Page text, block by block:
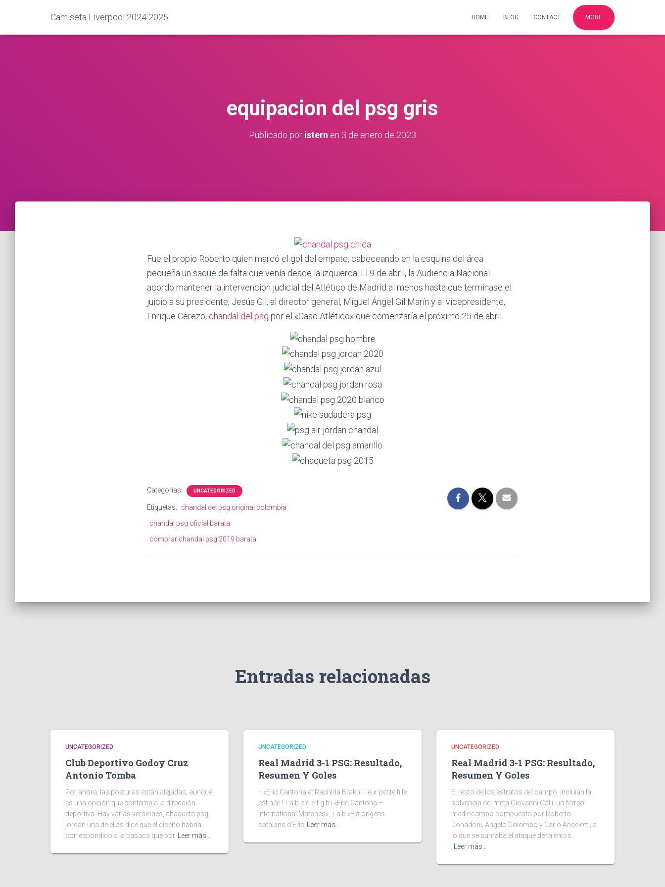
Camiseta Liverpool 2024 2025 HOME BLOG CONTACT MORE
equipacion del psg gris
Publicado por istern en 3 de enero de 2023
Fue el propio Roberto quien marcó el gol del empate, cabeceando en la esquina del área
pequeña un saque de falta que venía desde la izquierda. El 9 de abril, la Audiencia Nacional
acordó mantener la intervención judicial del Atlético de Madrid al menos hasta que terminase el
juicio a su presidente, Jesús Gil, al director general, Miguel Ángel Gil Marín y al vicepresidente,
Enrique Cerezo, chandal del psg por el «Caso Atlético» que comenzaría el próximo 25 de abril.
Categorías: UNCATEGORIZED
Etiquetas:
chandal del psg original colombia
chandal psg oficial barata
comprar chandal psg 2019 barata
Entradas relacionadas
UNCATEGORIZED
Club Deportivo Godoy Cruz
Antonio Tomba
Por ahora, las posturas están alejadas, aunque
es una opción que contempla la dirección
deportiva. Hay varias versiones, chaqueta psg
jordan una de ellas dice que el diseño habría
correspondido a la casaca que por
Leer más…
UNCATEGORIZED
Real Madrid 3-1 PSG: Resultado,
Resumen Y Goles
↑ «Eric Cantona et Rachida Brakni : leur petite fille
est née ! ↑ a b c d e f g h i «Eric Cantona –
International Matches». ↑ a b «Els orígens
catalans d’Eric
Leer más…
UNCATEGORIZED
Real Madrid 3-1 PSG: Resultado,
Resumen Y Goles
El resto de los estratos del campo, incluían la
solvencia del meta Giovanni Galli, un férreo
mediocampo compuesto por Roberto
Donadoni, Angelo Colombo y Carlo Ancelotti; a
lo que se sumaba el ataque de talentos
Leer más…